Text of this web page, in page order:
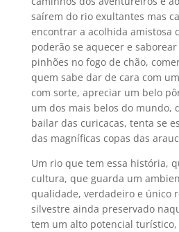
saírem do rio exultantes mas
encontrar a acolhida amistosa
poderão se aquecer e
pinhões no fogo de chão,
quem sabe dar de cara com
com sorte, apreciar um belo
um dos mais belos do mundo,
bailar das curicacas, tenta se
das magníficas copas das
Um rio que tem essa história,
cultura, que guarda um
qualidade, verdadeiro e único
silvestre ainda preservado
tem um alto potencial